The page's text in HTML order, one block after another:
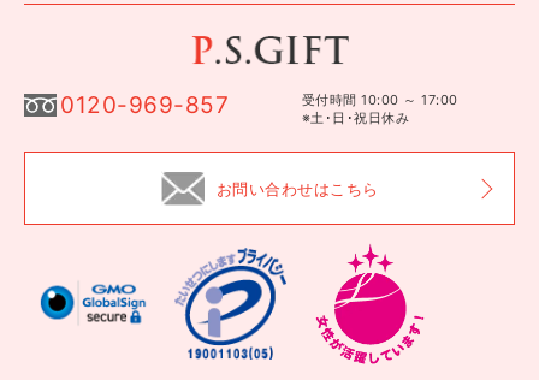
0120-969-857
受付時間 10:00 ～ 17:00
※土･日･祝日休み
お問い合わせはこちら